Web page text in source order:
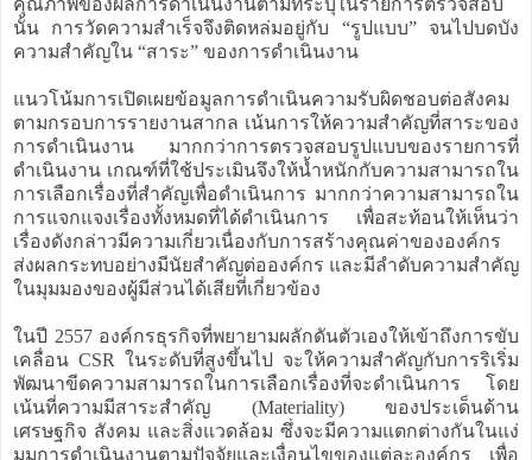
นั้น การวัดความสำเร็จจึงติดหล่มอยู่กับ “รูปแบบ” จนไปบดบัง
ความสำคัญใน “สาระ” ของการดำเนินงาน
แนวโน้มการเปิดเผยข้อมูลการดำเนินความรับผิดชอบต่อสังคม
ตามกรอบการรายงานสากล เน้นการให้ความสำคัญที่สาระของ
การดำเนินงาน มากกว่าการตรวจสอบรูปแบบของรายการที่
ดำเนินงาน เกณฑ์ที่ใช้ประเมินจึงให้น้ำหนักกับความสามารถใน
การเลือกเรื่องที่สำคัญเพื่อดำเนินการ มากกว่าความสามารถใน
การแจกแจงเรื่องทั้งหมดที่ได้ดำเนินการ เพื่อสะท้อนให้เห็นว่า
เรื่องดังกล่าวมีความเกี่ยวเนื่องกับการสร้างคุณค่าขององค์กร
ส่งผลกระทบอย่างมีนัยสำคัญต่อองค์กร และมีลำดับความสำคัญ
ในมุมมองของผู้มีส่วนได้เสียที่เกี่ยวข้อง
ในปี 2557 องค์กรธุรกิจที่พยายามผลักดันตัวเองให้เข้าถึงการขับ
เคลื่อน CSR ในระดับที่สูงขึ้นไป จะให้ความสำคัญกับการริเริ่ม
พัฒนาขีดความสามารถในการเลือกเรื่องที่จะดำเนินการ โดย
เน้นที่ความมีสาระสำคัญ (Materiality) ของประเด็นด้าน
เศรษฐกิจ สังคม และสิ่งแวดล้อม ซึ่งจะมีความแตกต่างกันในแง่
มุมการดำเนินงานตามปัจจัยและเงื่อนไขของแต่ละองค์กร เพื่อ